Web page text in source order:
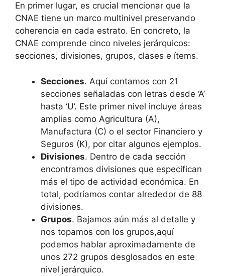
En primer lugar, es crucial mencionar que la
CNAE tiene un marco multinivel preservando
coherencia en cada estrato. En concreto, la
CNAE comprende cinco niveles jerárquicos:
secciones, divisiones, grupos, clases e ítems.
Secciones. Aquí contamos con 21
secciones señaladas con letras desde ‘A’
hasta ‘U’. Este primer nivel incluye áreas
amplias como Agricultura (A),
Manufactura (C) o el sector Financiero y
Seguros (K), por citar algunos ejemplos.
Divisiones. Dentro de cada sección
encontramos divisiones que especifican
más el tipo de actividad económica. En
total, podríamos contar alrededor de 88
divisiones.
Grupos. Bajamos aún más al detalle y
nos topamos con los grupos,aquí
podemos hablar aproximadamente de
unos 272 grupos desglosados en este
nivel jerárquico.